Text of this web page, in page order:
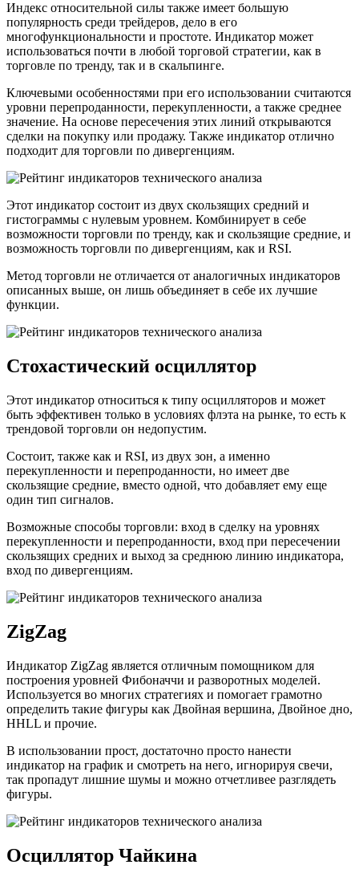
Индекс относительной силы также имеет большую
популярность среди трейдеров, дело в его
многофункциональности и простоте. Индикатор может
использоваться почти в любой торговой стратегии, как в
торговле по тренду, так и в скальпинге.
Ключевыми особенностями при его использовании считаются
уровни перепроданности, перекупленности, а также среднее
значение. На основе пересечения этих линий открываются
сделки на покупку или продажу. Также индикатор отлично
подходит для торговли по дивергенциям.
Этот индикатор состоит из двух скользящих средний и
гистограммы с нулевым уровнем. Комбинирует в себе
возможности торговли по тренду, как и скользящие средние, и
возможность торговли по дивергенциям, как и RSI.
Метод торговли не отличается от аналогичных индикаторов
описанных выше, он лишь объединяет в себе их лучшие
функции.
Стохастический осциллятор
Этот индикатор относиться к типу осцилляторов и может
быть эффективен только в условиях флэта на рынке, то есть к
трендовой торговли он недопустим.
Состоит, также как и RSI, из двух зон, а именно
перекупленности и перепроданности, но имеет две
скользящие средние, вместо одной, что добавляет ему еще
один тип сигналов.
Возможные способы торговли: вход в сделку на уровнях
перекупленности и перепроданности, вход при пересечении
скользящих средних и выход за среднюю линию индикатора,
вход по дивергенциям.
ZigZag
Индикатор ZigZag является отличным помощником для
построения уровней Фибоначчи и разворотных моделей.
Используется во многих стратегиях и помогает грамотно
определить такие фигуры как Двойная вершина, Двойное дно,
HHLL и прочие.
В использовании прост, достаточно просто нанести
индикатор на график и смотреть на него, игнорируя свечи,
так пропадут лишние шумы и можно отчетливее разглядеть
фигуры.
Осциллятор Чайкина